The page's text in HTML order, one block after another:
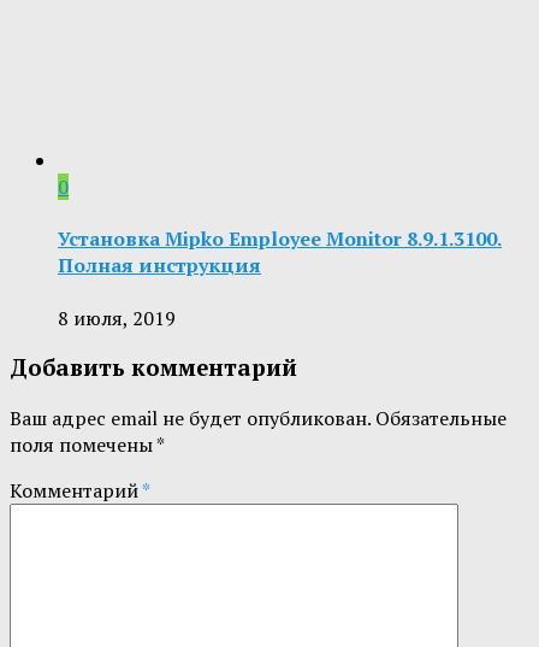
0
Установка Mipko Employee Monitor 8.9.1.3100.
Полная инструкция
8 июля, 2019
Добавить комментарий
Ваш адрес email не будет опубликован. Обязательные
поля помечены*
Комментарий*